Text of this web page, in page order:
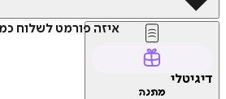
איזה פורמט לשלוח כמתנה?